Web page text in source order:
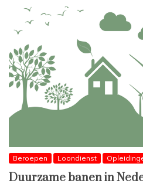
Beroepen Loondienst
Duurzame banen in